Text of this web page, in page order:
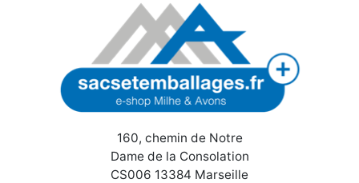
160, chemin de Notre
Dame de la Consolation
CS006 13384 Marseille